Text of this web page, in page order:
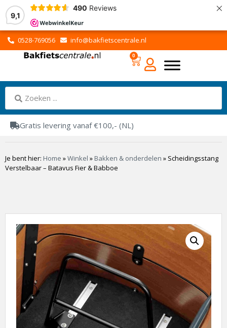
9,1
490 Reviews ×
0528-769056 info@bakfietscentrale.nl
0
Gratis levering vanaf €100,- (NL)
Je bent hier: Home »Winkel » Bakken & onderdelen » Scheidingsstang
Verstelbaar – Batavus Fier & Babboe